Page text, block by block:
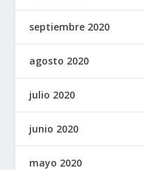
septiembre 2020
agosto 2020
julio 2020
junio 2020
mayo 2020